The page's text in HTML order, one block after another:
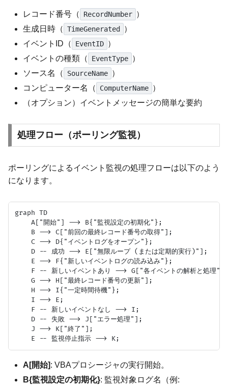
レコード番号（ RecordNumber ）
生成日時（ TimeGenerated
）
イベントID（
EventID ）
イベントの種類（
EventType ）
ソース名（
SourceName ）
コンピューター名（
ComputerName ）
（オプション）イベントメッセージの簡単な要約
処理フロー（ポーリング監視）
ポーリングによるイベント監視の処理フローは以下のよう
になります。
graph TD
    A["開始"] --> B{"監視設定の初期化"};
    B --> C["前回の最終レコード番号の取得"];
    C --> D{"イベントログをオープン"};
    D -- 成功 --> E["無限ループ (または定期的実行)"];
    E --> F{"新しいイベントログの読み込み"};
    F -- 新しいイベントあり --> G["各イベントの解析と処理"];
    G --> H["最終レコード番号の更新"];
    H --> I{"一定時間待機"};
    I --> E;
    F -- 新しいイベントなし --> I;
    D -- 失敗 --> J["エラー処理"];
    J --> K["終了"];
A[開始]: VBAプロシージャの実行開始。
B{監視設定の初期化}: 監視対象ログ名（例: